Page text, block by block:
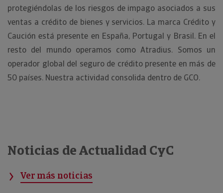
protegiéndolas de los riesgos de impago asociados a sus
ventas a crédito de bienes y servicios. La marca Crédito y
Caución está presente en España, Portugal y Brasil. En el
resto del mundo operamos como Atradius. Somos un
operador global del seguro de crédito presente en más de
50 países. Nuestra actividad consolida dentro de GCO.
Noticias de Actualidad CyC
Ver más noticias